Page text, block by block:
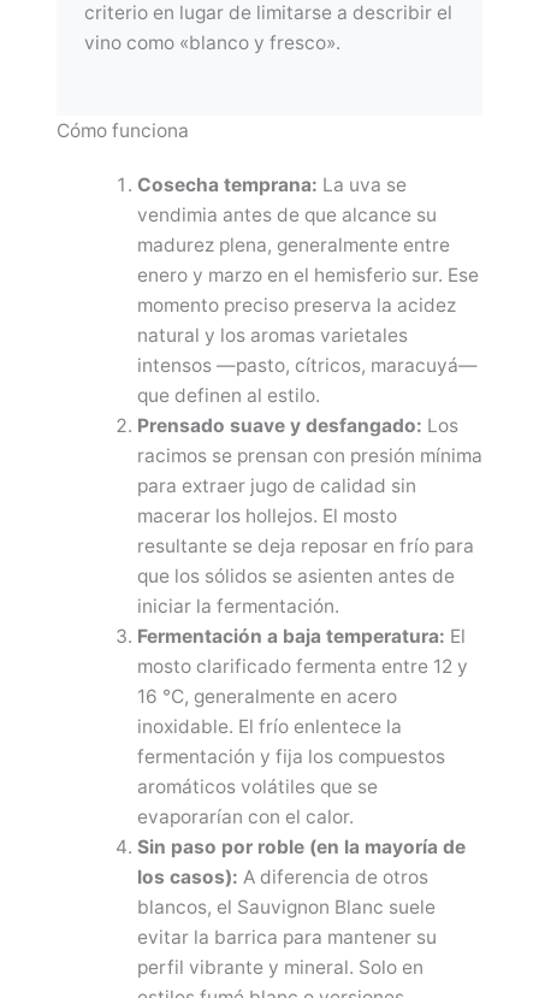
criterio en lugar de limitarse a describir el
vino como «blanco y fresco».
Cómo funciona
Cosecha temprana: La uva se
vendimia antes de que alcance su
madurez plena, generalmente entre
enero y marzo en el hemisferio sur. Ese
momento preciso preserva la acidez
natural y los aromas varietales
intensos —pasto, cítricos, maracuyá—
que definen al estilo.
Prensado suave y desfangado: Los
racimos se prensan con presión mínima
para extraer jugo de calidad sin
macerar los hollejos. El mosto
resultante se deja reposar en frío para
que los sólidos se asienten antes de
iniciar la fermentación.
Fermentación a baja temperatura: El
mosto clarificado fermenta entre 12 y
16 °C, generalmente en acero
inoxidable. El frío enlentece la
fermentación y fija los compuestos
aromáticos volátiles que se
evaporarían con el calor.
Sin paso por roble (en la mayoría de
los casos): A diferencia de otros
blancos, el Sauvignon Blanc suele
evitar la barrica para mantener su
perfil vibrante y mineral. Solo en